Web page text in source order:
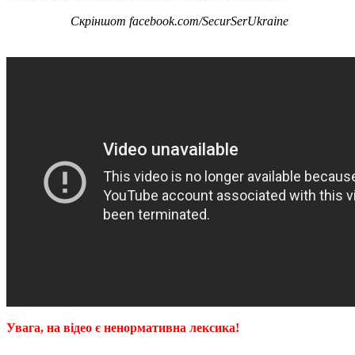
Скріншот facebook.com/SecurSerUkraine
Увага, на відео є ненормативна лексика!